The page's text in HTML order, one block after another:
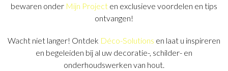
bewaren onder Mijn Project en exclusieve voordelen en tips
ontvangen!
Wacht niet langer! Ontdek Déco-Solutions en laat u inspireren
en begeleiden bij al uw decoratie-, schilder- en
onderhoudswerken van hout.